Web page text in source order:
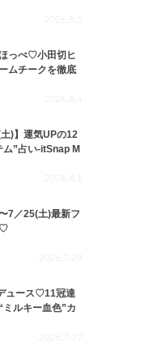
2026.8.5
っぺ♡小田切ヒ
ムチークを徹底
2026.8.4
)】運気UPの12
”占い-itSnap M
2026.8.1
7／25(土)最新フ
♡
2026.7.29
ュース♡11冠達
ルキー血色”カ
2026.7.27